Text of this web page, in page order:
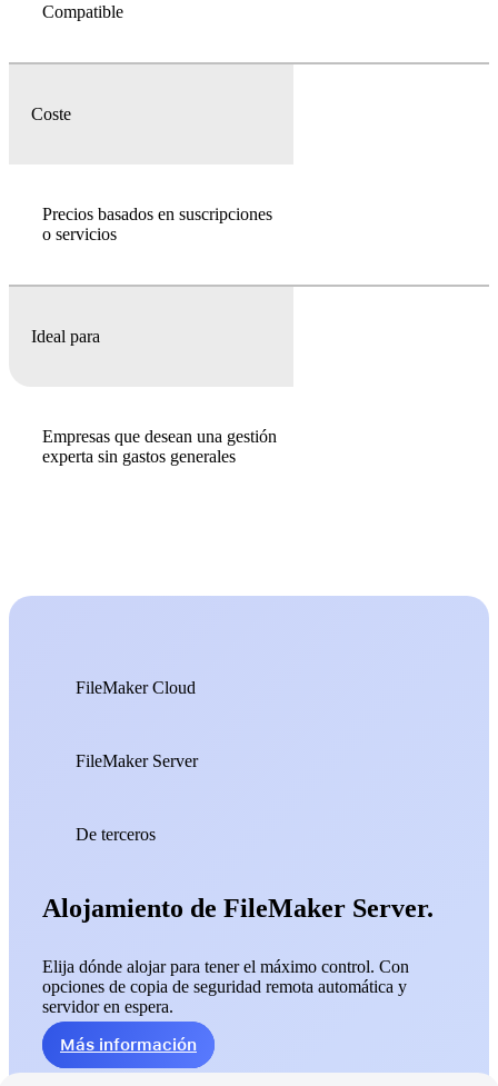
Compatible
Coste
Precios basados en suscripciones
o servicios
Ideal para
Empresas que desean una gestión
experta sin gastos generales
FileMaker Cloud
FileMaker Server
De terceros
Alojamiento de FileMaker Server.
Elija dónde alojar para tener el máximo control. Con
opciones de copia de seguridad remota automática y
servidor en espera.
Más información